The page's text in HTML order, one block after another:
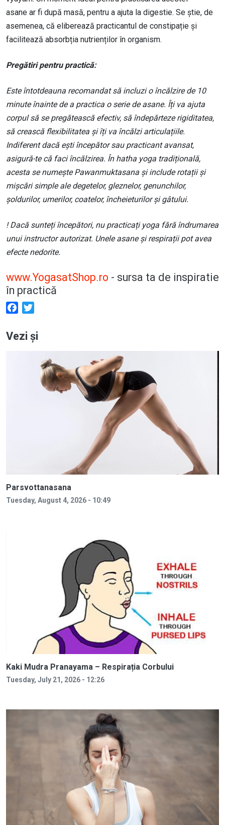
asane ar fi după masă, pentru a ajuta la digestie. Se știe, de
asemenea, că eliberează practicantul de constipație și
facilitează absorbția nutrienților în organism.
Pregătiri pentru practică:
Este întotdeauna recomandat să incluzi o încălzire de 10
minute înainte de a practica o serie de asane. Îți va ajuta
corpul să se pregătească efectiv, să îndepărteze rigiditatea,
să crească flexibilitatea și îți va încălzi articulațiile.
Indiferent dacă ești începător sau practicant avansat,
asigură-te că faci încălzirea. În hatha yoga tradițională,
acesta se numește Pawanmuktasana și include rotații și
mișcări simple ale degetelor, gleznelor, genunchilor,
șoldurilor, umerilor, coatelor, încheieturilor și gâtului.
! Dacă sunteți începători, nu practicați yoga fără îndrumarea
unui instructor autorizat. Unele asane și respirații pot avea
efecte nedorite.
www.YogasatShop.ro - sursa ta de inspiratie
în practică
Facebook
Vezi și
Parsvottanasana
Tuesday, August 4, 2026 - 10:49
Kaki Mudra Pranayama – Respirația Corbului
Tuesday, July 21, 2026 - 12:26